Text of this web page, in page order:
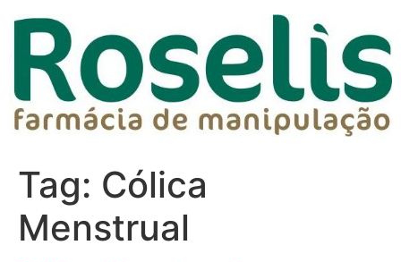
Tag: Cólica
Menstrual